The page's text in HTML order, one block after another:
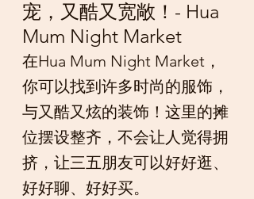
宠，又酷又宽敞！- Hua
Mum Night Market
在Hua Mum Night Market，
你可以找到许多时尚的服饰，
与又酷又炫的装饰！这里的摊
位摆设整齐，不会让人觉得拥
挤，让三五朋友可以好好逛、
好好聊、好好买。